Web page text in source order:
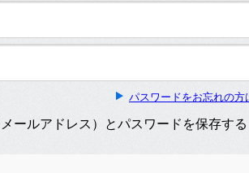
パスワードをお忘れの方
メールアドレス）とパスワードを保存する